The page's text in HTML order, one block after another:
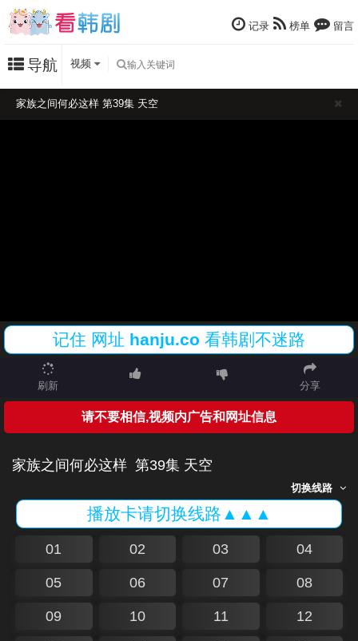
记录 榜单 留言
导航 视频
家族之间何必这样 第39集 天空
记住 网址 hanju.co 看韩剧不迷路
刷新 分享
请不要相信,视频内广告和网址信息
家族之间何必这样 第39集 天空
切换线路
播放卡请切换线路▲▲▲
01 02 03 04
05 06 07 08
09 10 11 12